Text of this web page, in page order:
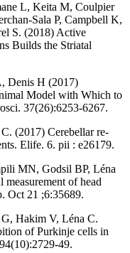
L, Keita M, Coulpier
Sala P, Campbell K,
S. (2018) Active
Builds the Striatal
Denis H (2017)
Model with Which to
37(26):6253-6267.
(2017) Cerebellar re-
Elife. 6. pii : e26179.
MN, Godsil BP, Léna
of head
Oct 21 ;6:35689.
Hakim V, Léna C.
of Purkinje cells in
49.